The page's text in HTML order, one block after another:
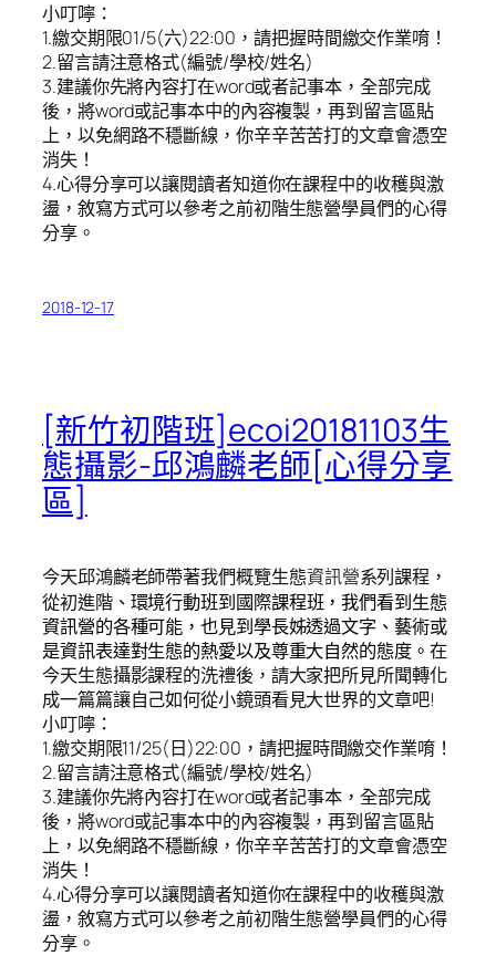
小叮嚀：
1.繳交期限01/5(六)22:00，請把握時間繳交作業唷！
2.留言請注意格式(編號/學校/姓名)
3.建議你先將內容打在word或者記事本，全部完成
後，將word或記事本中的內容複製，再到留言區貼
上，以免網路不穩斷線，你辛辛苦苦打的文章會憑空
消失！
4.心得分享可以讓閱讀者知道你在課程中的收穫與激
盪，敘寫方式可以參考之前初階生態營學員們的心得
分享。
2018-12-17
[新竹初階班]ecoi20181103生
態攝影-邱鴻麟老師[心得分享
區]
今天邱鴻麟老師帶著我們概覽生態資訊營系列課程，
從初進階、環境行動班到國際課程班，我們看到生態
資訊營的各種可能，也見到學長姊透過文字、藝術或
是資訊表達對生態的熱愛以及尊重大自然的態度。 在
今天生態攝影課程的洗禮後，請大家把所見所聞轉化
成一篇篇讓自己如何從小鏡頭看見大世界的文章吧!
小叮嚀：
1.繳交期限11/25(日)22:00，請把握時間繳交作業唷！
2.留言請注意格式(編號/學校/姓名)
3.建議你先將內容打在word或者記事本，全部完成
後，將word或記事本中的內容複製，再到留言區貼
上，以免網路不穩斷線，你辛辛苦苦打的文章會憑空
消失！
4.心得分享可以讓閱讀者知道你在課程中的收穫與激
盪，敘寫方式可以參考之前初階生態營學員們的心得
分享。